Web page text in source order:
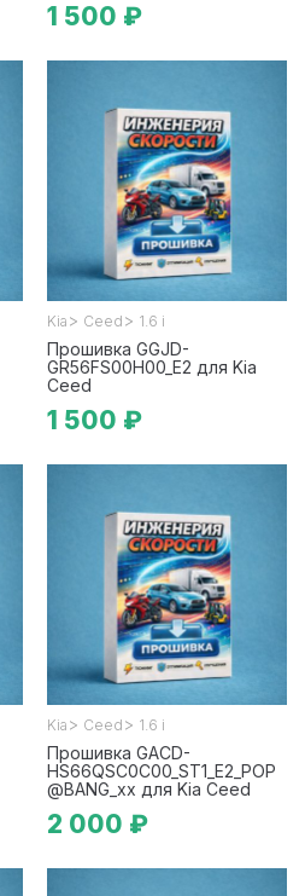
1 500 ₽
Kia > Ceed > 1.6 i
Прошивка GGJD-
GR56FS00H00_E2 для Kia
Ceed
1 500 ₽
Kia > Ceed > 1.6 i
Прошивка GACD-
HS66QSC0C00_ST1_E2_POP
@BANG_xx для Kia Ceed
2 000 ₽